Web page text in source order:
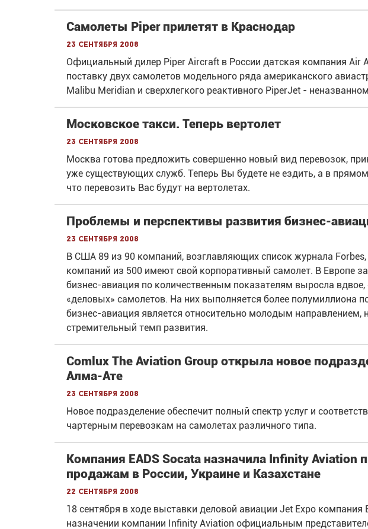
Самолеты Piper прилетят в Краснодар
23 сентября 2008
Официальный дилер Piper Aircraft в России датская компания Air
поставку двух самолетов модельного ряда американского
Malibu Meridian и сверхлегкого реактивного PiperJet -
Московское такси. Теперь вертолет
23 сентября 2008
Москва готова предложить совершенно новый вид перевозок,
уже существующих служб. Теперь Вы будете не ездить, а в
что перевозить Вас будут на вертолетах.
Проблемы и перспективы развития бизнес-
23 сентября 2008
В США 89 из 90 компаний, возглавляющих список журнала
компаний из 500 имеют свой корпоративный самолет. В Европе
бизнес-авиация по количественным показателям выросла вдвое,
«деловых» самолетов. На них выполняется более полумиллиона
бизнес-авиация является относительно молодым
стремительный темп развития.
Comlux The Aviation Group открыла новое
Алма-Ате
23 сентября 2008
Новое подразделение обеспечит полный спектр услуг и
чартерным перевозкам на самолетах различного типа.
Компания EADS Socata назначила Infinity Aviation
продажам в России, Украине и Казахстане
22 сентября 2008
18 сентября в ходе выставки деловой авиации Jet Expo компания
назначении компании Infinity Aviation официальным